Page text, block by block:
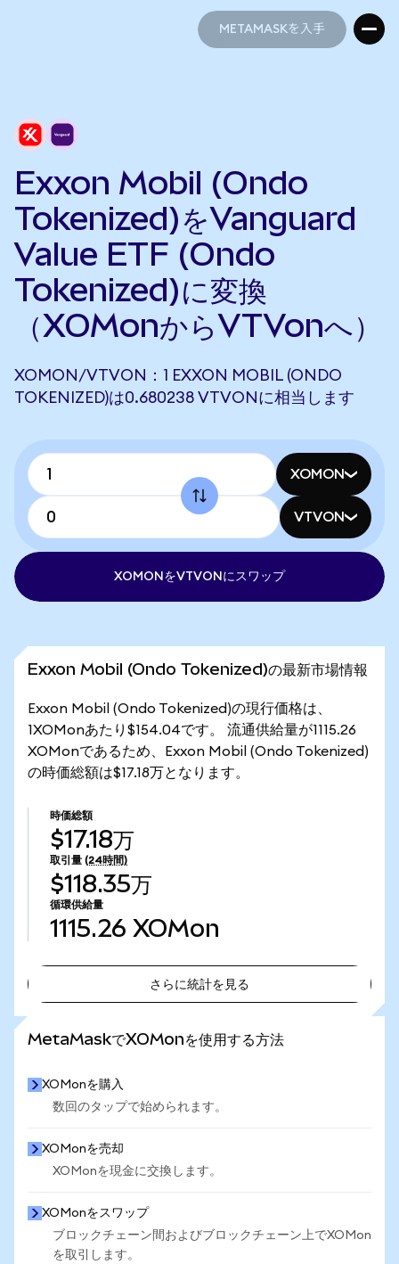
METAMASKを入手
Exxon Mobil (Ondo
Tokenized)をVanguard
Value ETF (Ondo
Tokenized)に変換
（XOMonからVTVonへ）
XOMON/VTVON：1 EXXON MOBIL (ONDO
TOKENIZED)は0.680238 VTVONに相当します
XOMON
VTVON
XOMONをVTVONにスワップ
Exxon Mobil (Ondo Tokenized)の最新市場情報
Exxon Mobil (Ondo Tokenized)の現行価格は、
1XOMonあたり$154.04です。 流通供給量が1115.26
XOMonであるため、Exxon Mobil (Ondo Tokenized)
の時価総額は$17.18万となります。
時価総額
$17.18万
取引量 (24時間)
$118.35万
循環供給量
1115.26 XOMon
さらに統計を見る
MetaMaskでXOMonを使用する方法
XOMonを購入
数回のタップで始められます。
XOMonを売却
XOMonを現金に交換します。
XOMonをスワップ
ブロックチェーン間およびブロックチェーン上でXOMon
を取引します。